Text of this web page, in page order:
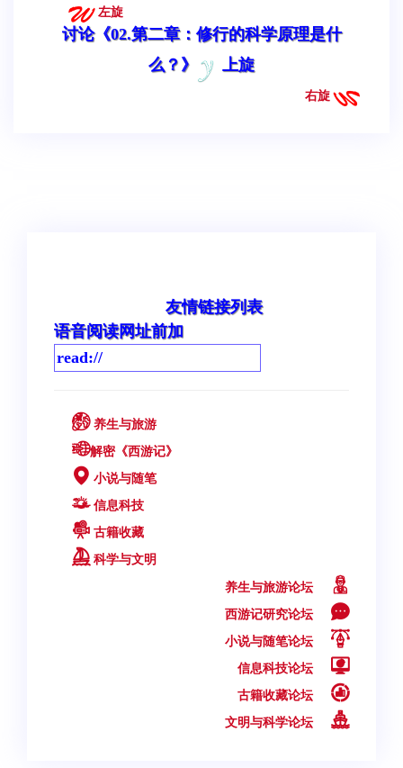
左旋
讨论《02.第二章：修行的科学原理是什
么？》
上旋
右旋
友情链接列表
语音阅读网址前加
养生与旅游
解密《西游记》
小说与随笔
信息科技
古籍收藏
科学与文明
养生与旅游论坛
西游记研究论坛
小说与随笔论坛
信息科技论坛
古籍收藏论坛
文明与科学论坛